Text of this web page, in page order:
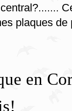
plaques de
en